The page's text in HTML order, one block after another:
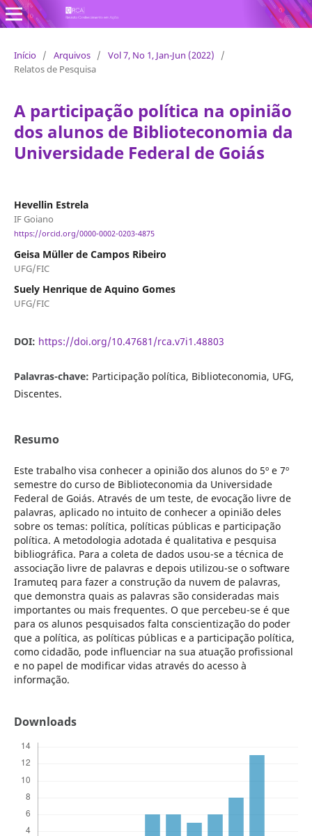
Revista Conhecimento em Ação
Início / Arquivos / Vol 7, No 1, Jan-Jun (2022)
/
Relatos de Pesquisa
A participação política na opinião
dos alunos de Biblioteconomia da
Universidade Federal de Goiás
Hevellin Estrela
IF Goiano
https://orcid.org/0000-0002-0203-4875
Geisa Müller de Campos Ribeiro
UFG/FIC
Suely Henrique de Aquino Gomes
UFG/FIC
DOI: https://doi.org/10.47681/rca.v7i1.48803
Palavras-chave: Participação política, Biblioteconomia, UFG,
Discentes.
Resumo
Este trabalho visa conhecer a opinião dos alunos do 5º e 7º
semestre do curso de Biblioteconomia da Universidade
Federal de Goiás. Através de um teste, de evocação livre de
palavras, aplicado no intuito de conhecer a opinião deles
sobre os temas: política, políticas públicas e participação
política. A metodologia adotada é qualitativa e pesquisa
bibliográfica. Para a coleta de dados usou-se a técnica de
associação livre de palavras e depois utilizou-se o software
Iramuteq para fazer a construção da nuvem de palavras,
que demonstra quais as palavras são consideradas mais
importantes ou mais frequentes. O que percebeu-se é que
para os alunos pesquisados falta conscientização do poder
que a política, as políticas públicas e a participação política,
como cidadão, pode influenciar na sua atuação profissional
e no papel de modificar vidas através do acesso à
informação.
Downloads